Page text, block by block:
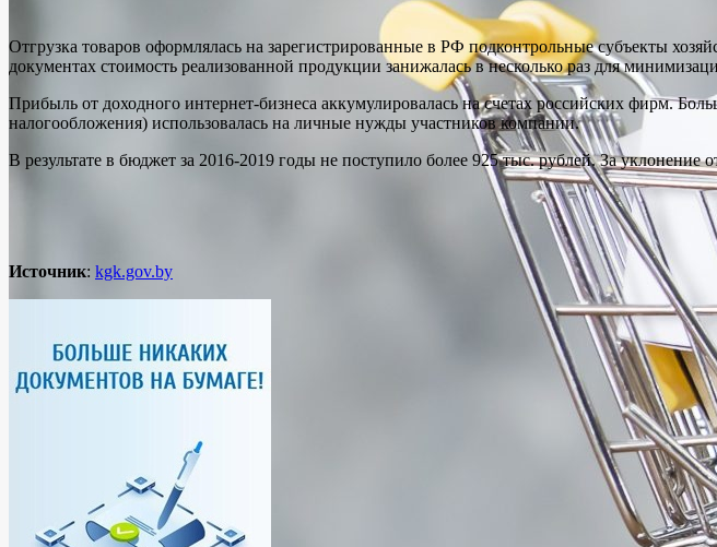
Отгрузка товаров оформлялась на зарегистрированные в РФ подконтрольные субъекты
документах стоимость реализованной продукции занижалась в несколько раз для
Прибыль от доходного интернет-бизнеса аккумулировалась на счетах российских фирм.
налогообложения) использовалась на личные нужды участников компании.
В результате в бюджет за 2016-2019 годы не поступило более 925 тыс. рублей. За
Источник: kgk.gov.by